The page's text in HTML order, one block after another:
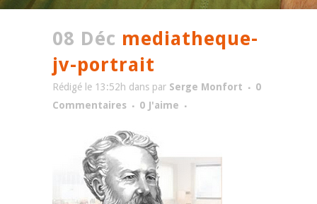
08 Déc mediatheque-
jv-portrait
Rédigé le 13:52h dans par Serge Monfort
0
Commentaires
0 J'aime